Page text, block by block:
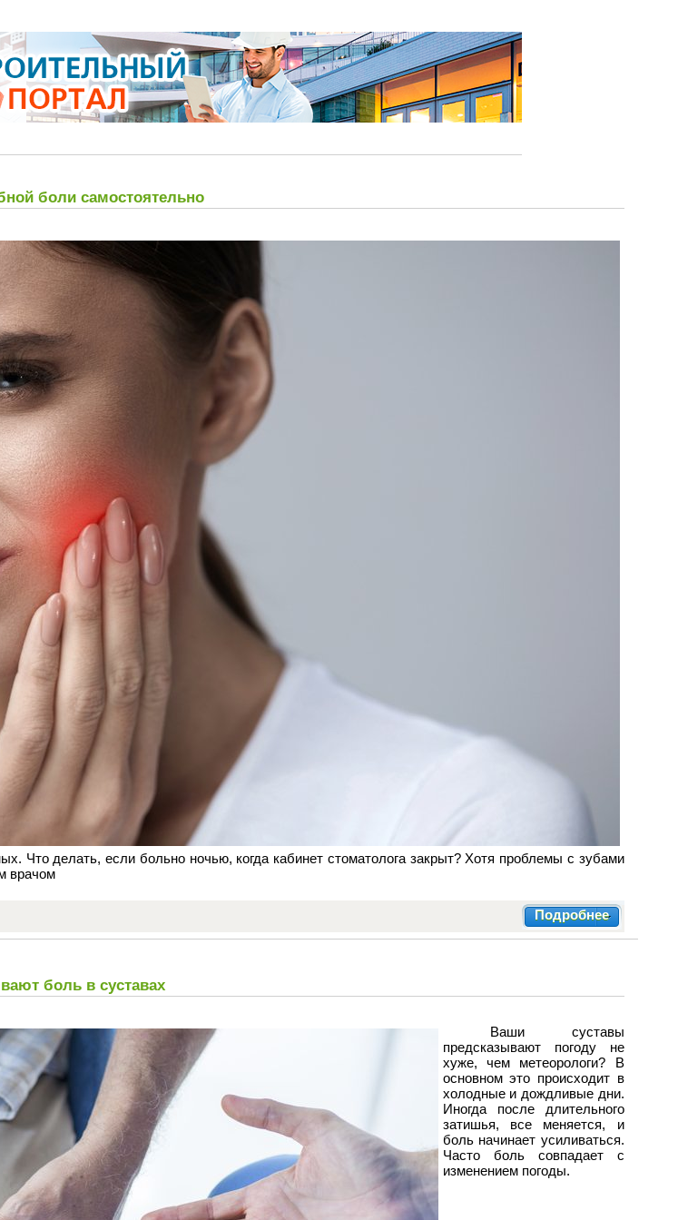
боли самостоятельно
Что делать, если больно ночью, когда кабинет стоматолога закрыт? Хотя проблемы с зубами
врачом
Подробнее
боль в суставах
Ваши суставы
предсказывают погоду не
хуже, чем метеорологи? В
основном это происходит в
холодные и дождливые дни.
Иногда после длительного
затишья, все меняется, и
боль начинает усиливаться.
Часто боль совпадает с
изменением погоды.